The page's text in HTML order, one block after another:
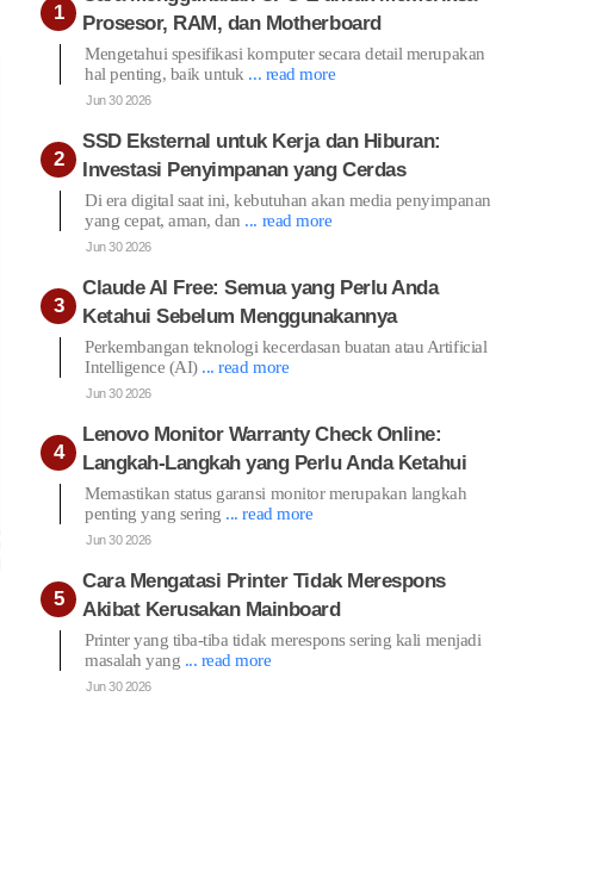
Prosesor, RAM, dan Motherboard
Mengetahui spesifikasi komputer secara detail merupakan
hal penting, baik untuk ... read more
Jun 30 2026
SSD Eksternal untuk Kerja dan Hiburan:
Investasi Penyimpanan yang Cerdas
Di era digital saat ini, kebutuhan akan media penyimpanan
yang cepat, aman, dan ... read more
Jun 30 2026
Claude AI Free: Semua yang Perlu Anda
Ketahui Sebelum Menggunakannya
Perkembangan teknologi kecerdasan buatan atau Artificial
Intelligence (AI) ... read more
Jun 30 2026
Lenovo Monitor Warranty Check Online:
Langkah-Langkah yang Perlu Anda Ketahui
Memastikan status garansi monitor merupakan langkah
penting yang sering ... read more
Jun 30 2026
Cara Mengatasi Printer Tidak Merespons
Akibat Kerusakan Mainboard
Printer yang tiba-tiba tidak merespons sering kali menjadi
masalah yang ... read more
Jun 30 2026